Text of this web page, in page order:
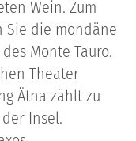
Wein. Zum
Sie die mondäne
Monte Tauro.
Theater
Ätna zählt zu
Insel.